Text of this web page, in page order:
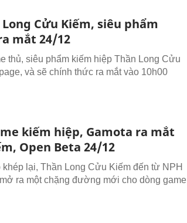
Cửu Kiếm, siêu phẩm
mắt 24/12
thủ, siêu phẩm kiếm hiệp Thần Long Cửu
và sẽ chính thức ra mắt vào 10h00
kiếm hiệp, Gamota ra mắt
Open Beta 24/12
lại, Thần Long Cửu Kiếm đến từ NPH
ra một chặng đường mới cho dòng game